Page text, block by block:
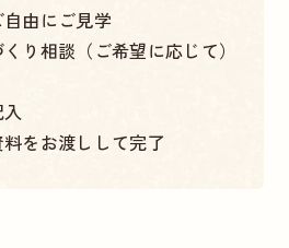
由にご見学
り相談（ご希望に応じて）
をお渡しして完了